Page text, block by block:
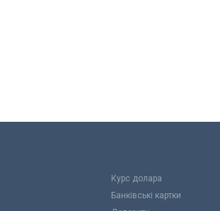
Курс долара
Банківські картки